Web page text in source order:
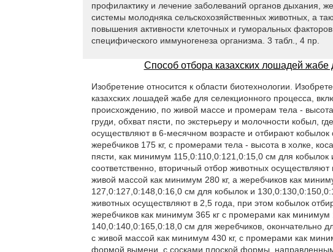
профилактику и лечение заболеваний органов дыхания,
системы молодняка сельскохозяйственных животных, а
повышения активности клеточных и гуморальных
специфического иммуногенеза организма. 3 табл., 4 пр.
Способ отбора казахских лошадей жабе
Изобретение относится к области биотехнологии.
казахских лошадей жабе для селекционного процесса,
происхождению, по живой массе и промерам тела -
груди, обхват пясти, по экстерьеру и молочности кобыл,
осуществляют в 6-месячном возрасте и отбирают
жеребчиков 175 кг, с промерами тела - высота в холке,
пясти, как минимум 115,0:110,0:121,0:15,0 см для
соответственно, вторичный отбор животных
живой массой как минимум 280 кг, а жеребчиков как
127,0:127,0:148,0:16,0 см для кобылок и
животных осуществляют в 2,5 года, при этом кобылок
жеребчиков как минимум 365 кг с промерами как
140,0:140,0:165,0:18,0 см для жеребчиков, окончательно
с живой массой как минимум 430 кг, с промерами как
формой вымени, с сосками плоской формы,